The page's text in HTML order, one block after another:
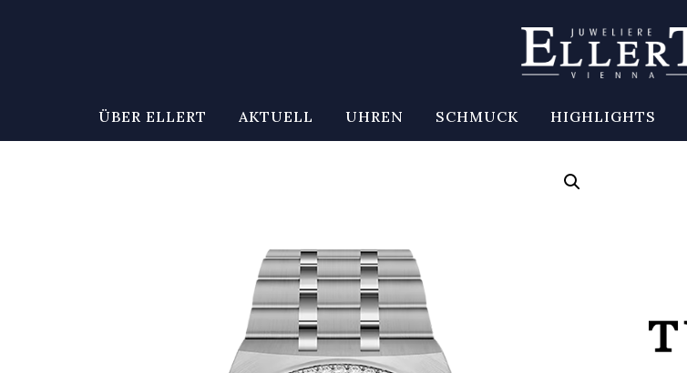
ÜBER ELLERT AKTUELL UHREN SCHMUCK HIGHLIGHTS